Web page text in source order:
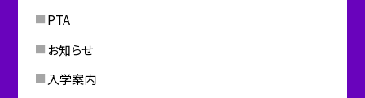
PTA
お知らせ
入学案内